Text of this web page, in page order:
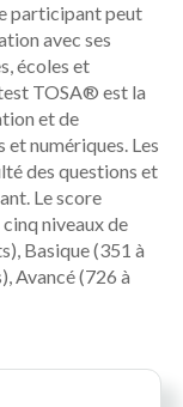
participant peut
avec ses
écoles et
TOSA® est la
et de
numériques. Les
des questions et
Le score
niveaux de
Basique (351 à
Avancé (726 à